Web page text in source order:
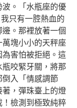
。「水瓶座的優
只有一腔熱血的
。那裡放著一個
塊小小的天秤座
害怕被拒絕。這
咬緊牙關，將那
入「情感調節
，彈珠臺上的燈
檢測到極致純粹